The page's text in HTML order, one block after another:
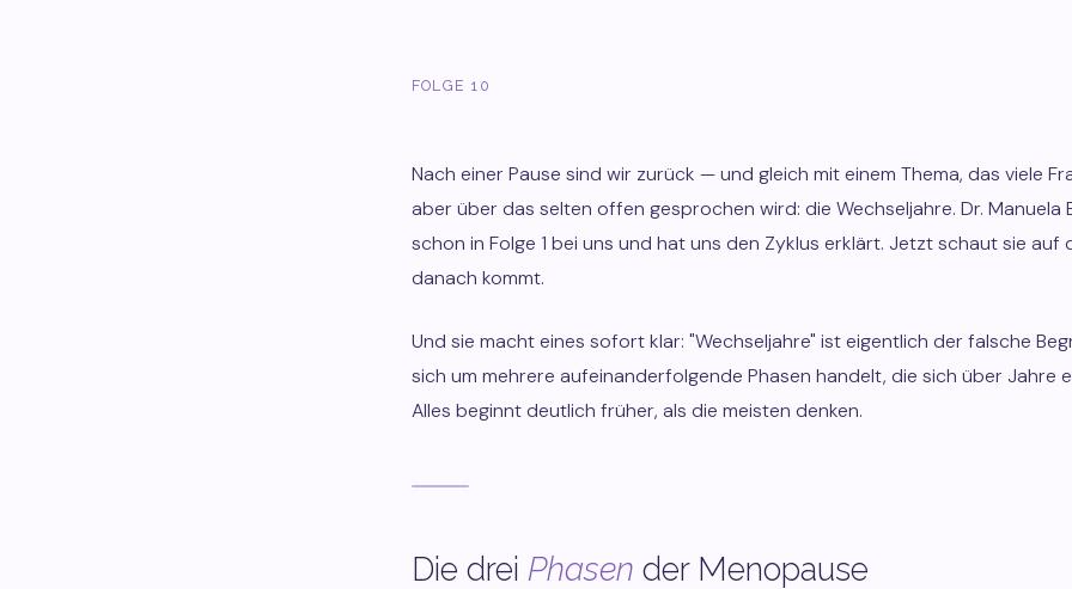
FOLGE 10
Nach einer Pause sind wir zurück — und gleich mit einem Thema, das viele
aber über das selten offen gesprochen wird: die Wechseljahre. Dr. Manuela
schon in Folge 1 bei uns und hat uns den Zyklus erklärt. Jetzt schaut sie auf
danach kommt.
Und sie macht eines sofort klar: "Wechseljahre" ist eigentlich der falsche
sich um mehrere aufeinanderfolgende Phasen handelt, die sich über Jahre
Alles beginnt deutlich früher, als die meisten denken.
Die drei Phasen der Menopause